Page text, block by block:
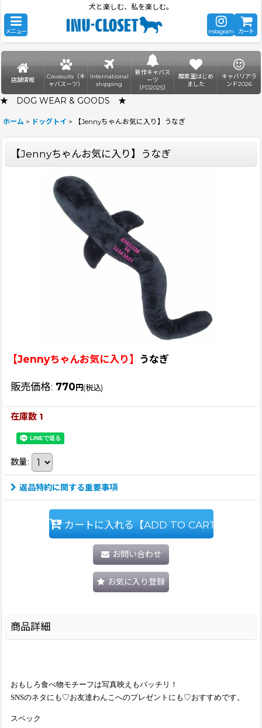
犬と楽しむ、私を楽しむ。
メニュー instagram カート
店舗情報
Cavasuits（キ
ャバスーツ）
International
shipping
新作キャバス
ーツ
（FD2025）
酸素室はじめ
ました
キャバリアラ
ンド2026
★ DOG WEAR & GOODS ★
ホーム > ドッグトイ > 【Jennyちゃんお気に入り】うなぎ
【Jennyちゃんお気に入り】うなぎ
【Jennyちゃんお気に入り】 うなぎ
販売価格: 770円(税込)
在庫数 1
数量:
返品特約に関する重要事項
カートに入れる【ADD TO CART】
お問い合わせ
お気に入り登録
商品詳細
おもしろ食べ物モチーフは写真映えもバッチリ！
SNSのネタにも♡お友達わんこへのプレゼントにも♡おすすめです。
スペック